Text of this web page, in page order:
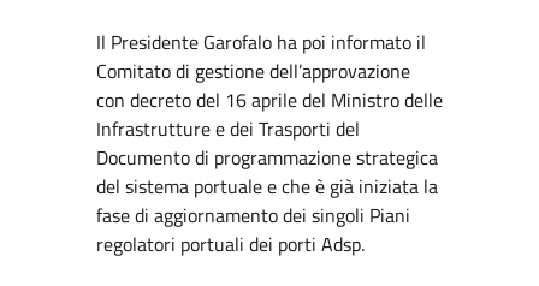
Il Presidente Garofalo ha poi informato il
Comitato di gestione dell’approvazione
con decreto del 16 aprile del Ministro delle
Infrastrutture e dei Trasporti del
Documento di programmazione strategica
del sistema portuale e che è già iniziata la
fase di aggiornamento dei singoli Piani
regolatori portuali dei porti Adsp.